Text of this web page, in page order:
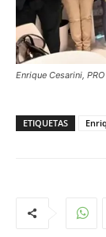
Enrique Cesarini,
ETIQUETAS